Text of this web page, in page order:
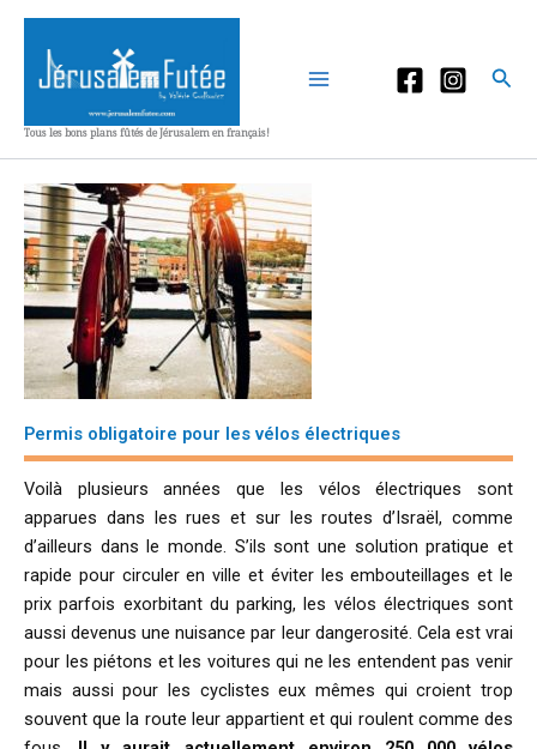
Aller
contenu
Tous les bons plans fûtés de Jérusalem en français!
Permis obligatoire pour les vélos électriques
Voilà plusieurs années que les vélos électriques sont
apparues dans les rues et sur les routes d’Israël, comme
d’ailleurs dans le monde. S’ils sont une solution pratique et
rapide pour circuler en ville et éviter les embouteillages et le
prix parfois exorbitant du parking, les vélos électriques sont
aussi devenus une nuisance par leur dangerosité. Cela est vrai
pour les piétons et les voitures qui ne les entendent pas venir
mais aussi pour les cyclistes eux mêmes qui croient trop
souvent que la route leur appartient et qui roulent comme des